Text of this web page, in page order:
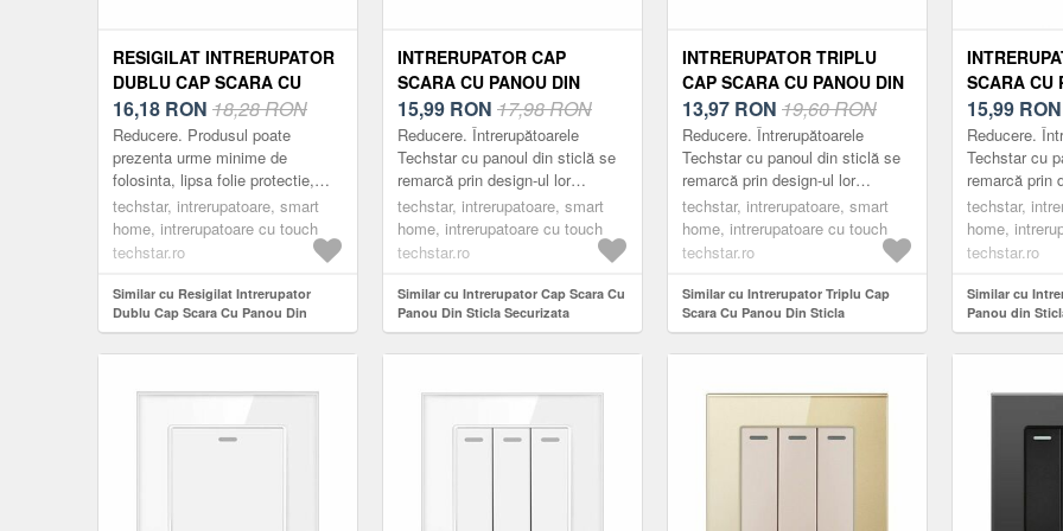
RESIGILAT INTRERUPATOR
DUBLU CAP SCARA CU
PANOU DIN STICLA
SECURIZATA TECHSTAR®
TGS 01, 220V, 16A, 86 X 86
MM, ALB, CU 2 MODULE
16,18 RON 18,28 RON
Reducere. Produsul poate
prezenta urme minime de
folosinta, lipsa folie protectie,
cutie deteriorata/lipsa, usoare
zgarieturi etc. Întrerupătoarele
Techstar ...
techstar, intrerupatoare, smart
home, intrerupatoare cu touch
techstar.ro
Similar cu Resigilat Intrerupator
Dublu Cap Scara Cu Panou Din
Sticla Securizata Techstar® TGS 01,
220V, 16A, 86 X 86 Mm, Alb, cu 2
INTRERUPATOR CAP
SCARA CU PANOU DIN
STICLA SECURIZATA
TECHSTAR® TGS 01, 220V,
16A, 86 X 86 MM, GRI, CU 1
MODUL
15,99 RON 17,98 RON
Reducere. Întrerupătoarele
Techstar cu panoul din sticlă se
remarcă prin design-ul lor
compact, elegant și minimalist.
Acestea sunt practice, fabricate
din m...
techstar, intrerupatoare, smart
home, intrerupatoare cu touch
techstar.ro
Similar cu Intrerupator Cap Scara Cu
Panou Din Sticla Securizata
Techstar® TGS 01, 220V, 16A, 86 X 86
Mm, Gri, cu 1 Modul
INTRERUPATOR TRIPLU
CAP SCARA CU PANOU DIN
STICLA SECURIZATA
TECHSTAR® TGS 01, 220V,
16A, 86 X 86 MM, GRI, CU 3
FAZE
13,97 RON 19,60 RON
Reducere. Întrerupătoarele
Techstar cu panoul din sticlă se
remarcă prin design-ul lor
compact, elegant și minimalist.
Acestea sunt practice, fabricate
din m...
techstar, intrerupatoare, smart
home, intrerupatoare cu touch
techstar.ro
Similar cu Intrerupator Triplu Cap
Scara Cu Panou Din Sticla
Securizata Techstar® TGS 01, 220V,
16A, 86 X 86 Mm, Gri, cu 3 Faze
SCARA CU
STICLA
16A, 86 X
CU 1
15,99 RON
Reducere.
Techstar cu
remarcă prin
compact,
Acestea sunt
din m...
techstar,
home,
techstar.ro
Similar cu
Panou din
Techstar® TGS
mm, Negru, cu